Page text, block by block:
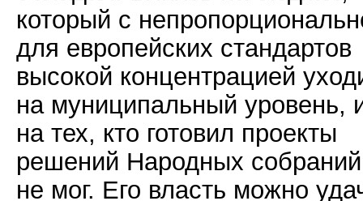
который с
для европейских стандартов
высокой концентрацией
на муниципальный уровень,
на тех, кто готовил проекты
решений Народных
не мог. Его власть можно